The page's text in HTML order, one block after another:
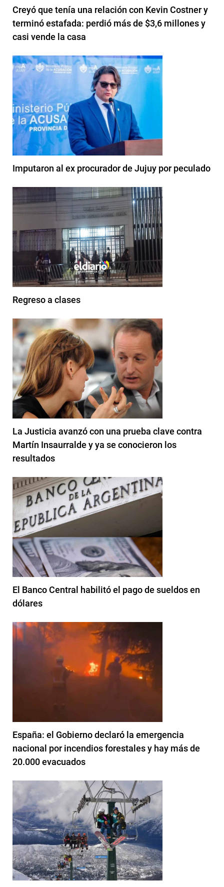
Creyó que tenía una relación con Kevin Costner y
terminó estafada: perdió más de $3,6 millones y
casi vende la casa
Imputaron al ex procurador de Jujuy por peculado
Regreso a clases
La Justicia avanzó con una prueba clave contra
Martín Insaurralde y ya se conocieron los
resultados
El Banco Central habilitó el pago de sueldos en
dólares
España: el Gobierno declaró la emergencia
nacional por incendios forestales y hay más de
20.000 evacuados